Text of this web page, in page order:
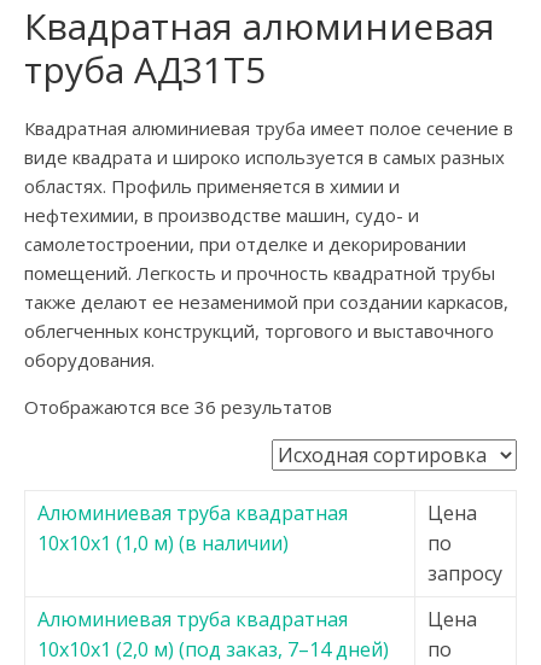
Квадратная алюминиевая
труба АД31Т5
Квадратная алюминиевая труба имеет полое сечение в
виде квадрата и широко используется в самых разных
областях. Профиль применяется в химии и
нефтехимии, в производстве машин, судо- и
самолетостроении, при отделке и декорировании
помещений. Легкость и прочность квадратной трубы
также делают ее незаменимой при создании каркасов,
облегченных конструкций, торгового и выставочного
оборудования.
Отображаются все 36 результатов
Алюминиевая труба квадратная
10х10х1 (1,0 м) (в наличии)
Цена
по
запросу
Алюминиевая труба квадратная
10х10х1 (2,0 м) (под заказ, 7–14 дней)
Цена
по